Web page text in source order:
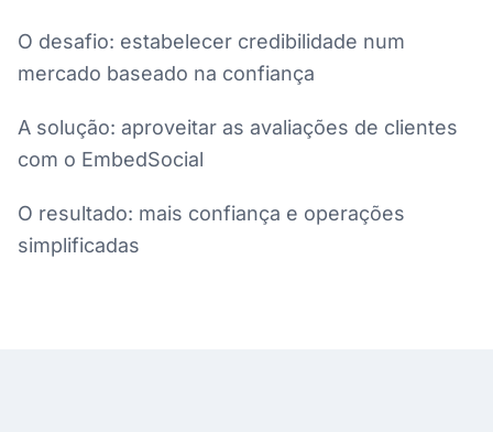
O desafio: estabelecer credibilidade num
mercado baseado na confiança
A solução: aproveitar as avaliações de clientes
com o EmbedSocial
O resultado: mais confiança e operações
simplificadas